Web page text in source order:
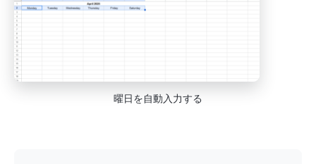
曜日を自動入力する